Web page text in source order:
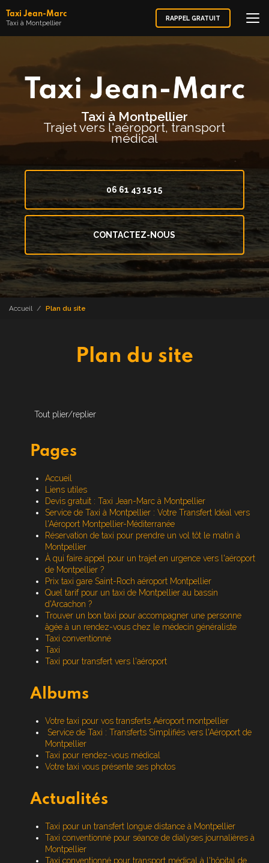
au
contenu
Taxi Jean-Marc
Taxi à Montpellier
RAPPEL GRATUIT
Taxi à Montpellier
Trajet vers l'aéroport, transport
médical
06 61 43 15 15
CONTACTEZ-NOUS
Accueil Plan du site
Plan du site
Tout plier/replier
Pages
Accueil
Liens utiles
Devis gratuit : Taxi Jean-Marc à Montpellier
Service de Taxi à Montpellier : Votre Transfert Idéal vers
l'Aéroport Montpellier-Méditerranée
Réservation de taxi pour prendre un vol tôt le matin à
Montpellier
À qui faire appel pour un trajet en urgence vers l'aéroport
de Montpellier ?
Prix taxi gare Saint-Roch aéroport Montpellier
Quel tarif pour un taxi de Montpellier au bassin
d'Arcachon ?
Trouver un bon taxi pour accompagner une personne
âgée à un rendez-vous chez le médecin généraliste
Taxi conventionné
Taxi
Taxi pour transfert vers l'aéroport
Albums
Votre taxi pour vos transferts Aéroport montpellier
Service de Taxi : Transferts Simplifiés vers l'Aéroport de
Montpellier
Taxi pour rendez-vous médical
Votre taxi vous présente ses photos
Actualités
Taxi pour un transfert longue distance à Montpellier
Taxi conventionné pour séance de dialyses journalières à
Montpellier
Taxi conventionné pour transport médical à l'hôpital de